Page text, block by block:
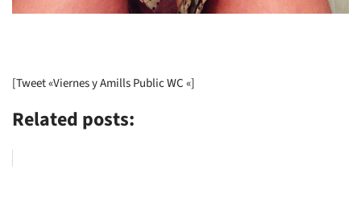
[Tweet «Viernes y Amills Public WC «]
Related posts: